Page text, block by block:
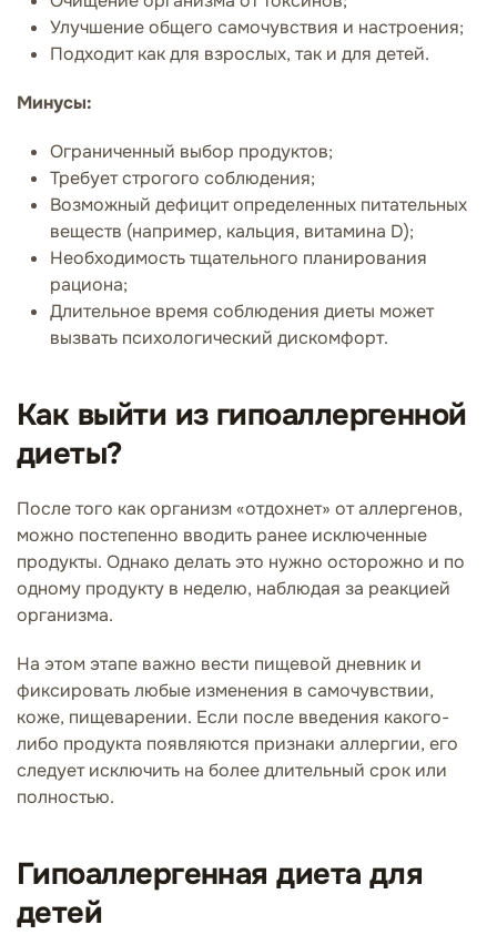
Улучшение общего самочувствия и настроения;
Подходит как для взрослых, так и для детей.
Минусы:
Ограниченный выбор продуктов;
Требует строгого соблюдения;
Возможный дефицит определенных питательных
веществ (например, кальция, витамина D);
Необходимость тщательного планирования
рациона;
Длительное время соблюдения диеты может
вызвать психологический дискомфорт.
Как выйти из гипоаллергенной
диеты?
После того как организм «отдохнет» от аллергенов,
можно постепенно вводить ранее исключенные
продукты. Однако делать это нужно осторожно и по
одному продукту в неделю, наблюдая за реакцией
организма.
На этом этапе важно вести пищевой дневник и
фиксировать любые изменения в самочувствии,
коже, пищеварении. Если после введения какого-
либо продукта появляются признаки аллергии, его
следует исключить на более длительный срок или
полностью.
Гипоаллергенная диета для
детей